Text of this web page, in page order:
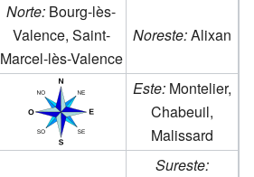
Norte: Bourg-lès-
Valence, Saint-
Marcel-lès-Valence
Noreste:Alixan
Este: Montelier,
Chabeuil,
Malissard
Sureste: